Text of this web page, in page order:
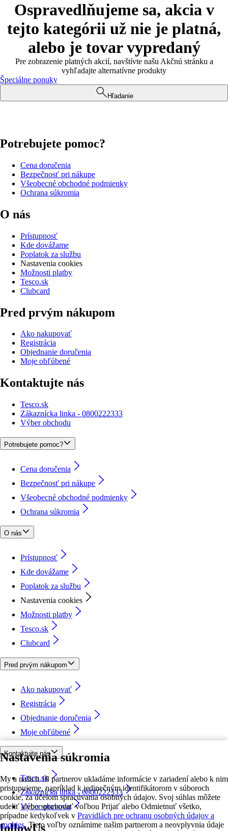
Nastavenia súkromia
My a našich 18 partnerov ukladáme informácie v zariadení alebo k nim
pristupujeme, napríklad k jedinečným identifikátorom v súboroch
cookie, za účelom spracúvania osobných údajov. Svoj súhlas môžete
udeliť alebo spravovať voľbou Prijať alebo Odmietnuť všetko,
prípadne kedykoľvek v Pravidlách pre ochranu osobných údajov a
cookies. Tieto voľby oznámime našim partnerom a neovplyvnia údaje
Ospravedlňujeme sa, akcia v
tejto kategórii už nie je platná,
alebo je tovar vypredaný
Pre zobrazenie platných akcií, navštívte našu Akčnú stránku a
vyhľadajte alternatívne produkty
Špeciálne ponuky
Hľadanie
Potrebujete pomoc?
Cena doručenia
Bezpečnosť pri nákupe
Všeobecné obchodné podmienky
Ochrana súkromia
O nás
Prístupnosť
Kde dovážame
Poplatok za službu
Nastavenia cookies
Možnosti platby
Tesco.sk
Clubcard
Pred prvým nákupom
Ako nakupovať
Registrácia
Objednanie doručenia
Moje obľúbené
Kontaktujte nás
Tesco.sk
Zákaznícka linka - 0800222333
Výber obchodu
Potrebujete pomoc?
Cena doručenia
Bezpečnosť pri nákupe
Všeobecné obchodné podmienky
Ochrana súkromia
O nás
Prístupnosť
Kde dovážame
Poplatok za službu
Nastavenia cookies
Možnosti platby
Tesco.sk
Clubcard
Pred prvým nákupom
Ako nakupovať
Registrácia
Objednanie doručenia
Moje obľúbené
Kontaktujte nás
Tesco.sk
Zákaznícka linka - 0800222333
Výber obchodu
followUs